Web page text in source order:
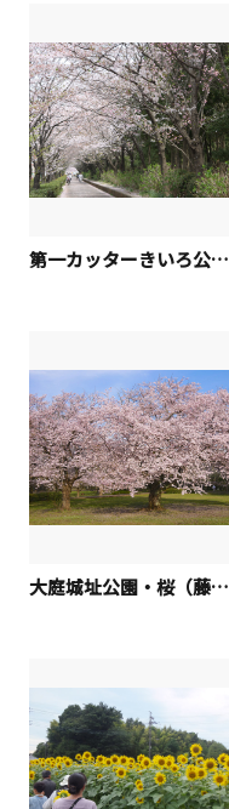
第一カッターきいろ公園（中央公園）【茅ヶ崎市】
大庭城址公園・桜（藤沢市）